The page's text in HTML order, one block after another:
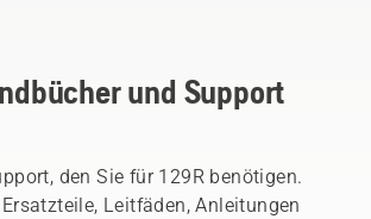
und Support
den Sie für 129R benötigen.
Leitfäden, Anleitungen